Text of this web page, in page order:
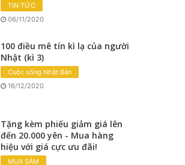
TIN TỨC
06/11/2020
100 điều mê tín kì lạ của người
Nhật (kì 3)
Cuộc sống Nhật Bản
16/12/2020
Tặng kèm phiếu giảm giá lên
đến 20.000 yên - Mua hàng
hiệu với giá cực ưu đãi!
MUA SẮM